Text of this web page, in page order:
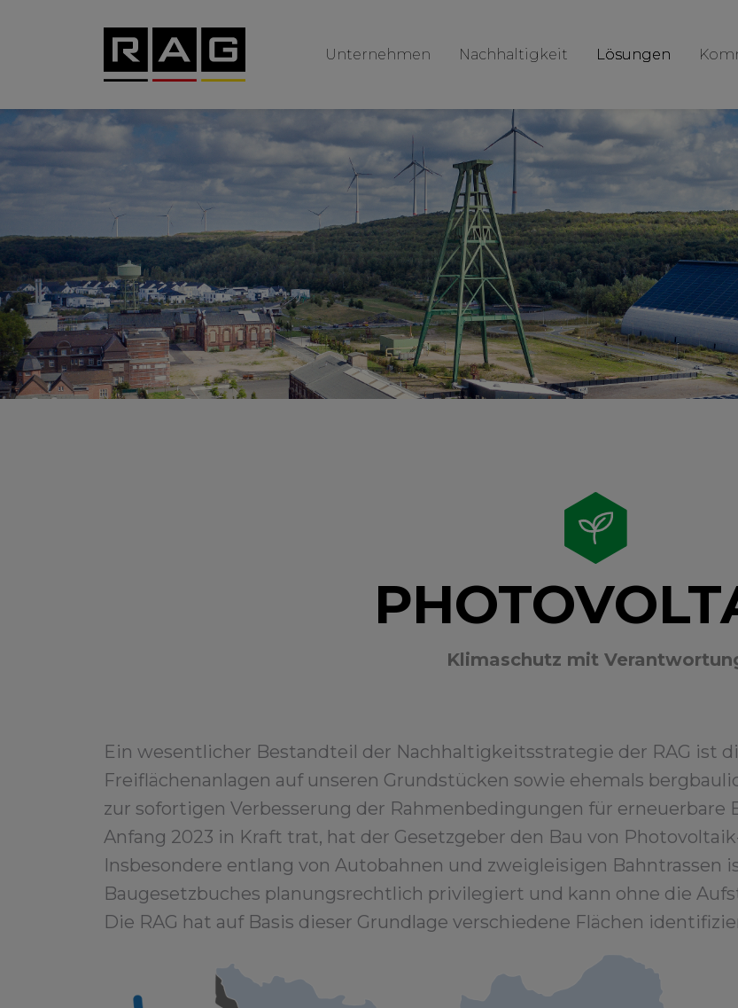
Unternehmen Nachhaltigkeit Lösungen
Klimaschutz mit
Ein wesentlicher Bestandteil der Nachhaltigkeitsstrategie der RAG ist
Freiflächenanlagen auf unseren Grundstücken sowie ehemals
zur sofortigen Verbesserung der Rahmenbedingungen für erneuerbare
Anfang 2023 in Kraft trat, hat der Gesetzgeber den Bau von
Insbesondere entlang von Autobahnen und zweigleisigen Bahntrassen
Baugesetzbuches planungsrechtlich privilegiert und kann ohne die
Die RAG hat auf Basis dieser Grundlage verschiedene Flächen